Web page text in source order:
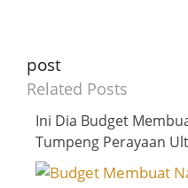
post
Related Posts
Ini Dia Budget
Tumpeng Perayaan